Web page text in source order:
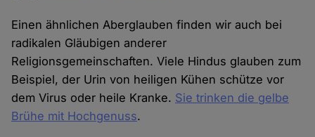
Einen ähnlichen Aberglauben finden wir auch bei
radikalen Gläubigen anderer
Religionsgemeinschaften. Viele Hindus glauben zum
Beispiel, der Urin von heiligen Kühen schütze vor
dem Virus oder heile Kranke. Sie trinken die gelbe
Brühe mit Hochgenuss.